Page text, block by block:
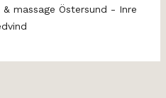
massage Östersund - Inre